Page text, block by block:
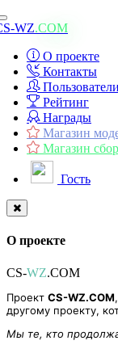
Toggle
navigation
WZ.COM
О проекте
Контакты
Пользователи
Рейтинг
Награды
Магазин
Магазин
Гость
О проекте
CS-WZ.COM
Проект CS-WZ.COM
другому проекту,
Мы те, кто